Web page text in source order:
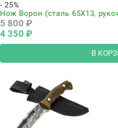
- 25%
Нож Ворон (сталь 65Х13,
5 800 ₽
4 350 ₽
В